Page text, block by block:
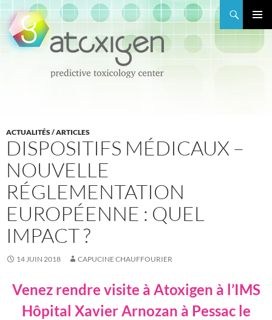
Recherche
MENU
CONTENU
ACTUALITÉS / ARTICLES
DISPOSITIFS MÉDICAUX –
NOUVELLE
RÉGLEMENTATION
EUROPÉENNE : QUEL
IMPACT ?
14 JUIN 2018 CAPUCINE CHAUFFOURIER
Venez rendre visite à Atoxigen à l’IMS
Hôpital Xavier Arnozan à Pessac le